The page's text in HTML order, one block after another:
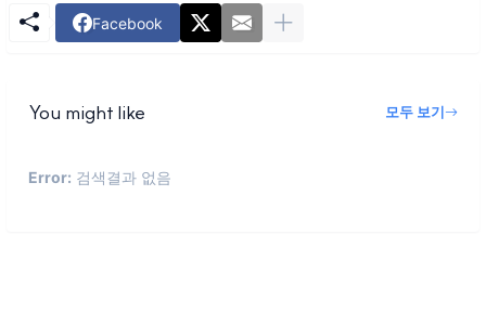
Facebook
You might like 모두 보기
Error: 검색결과 없음